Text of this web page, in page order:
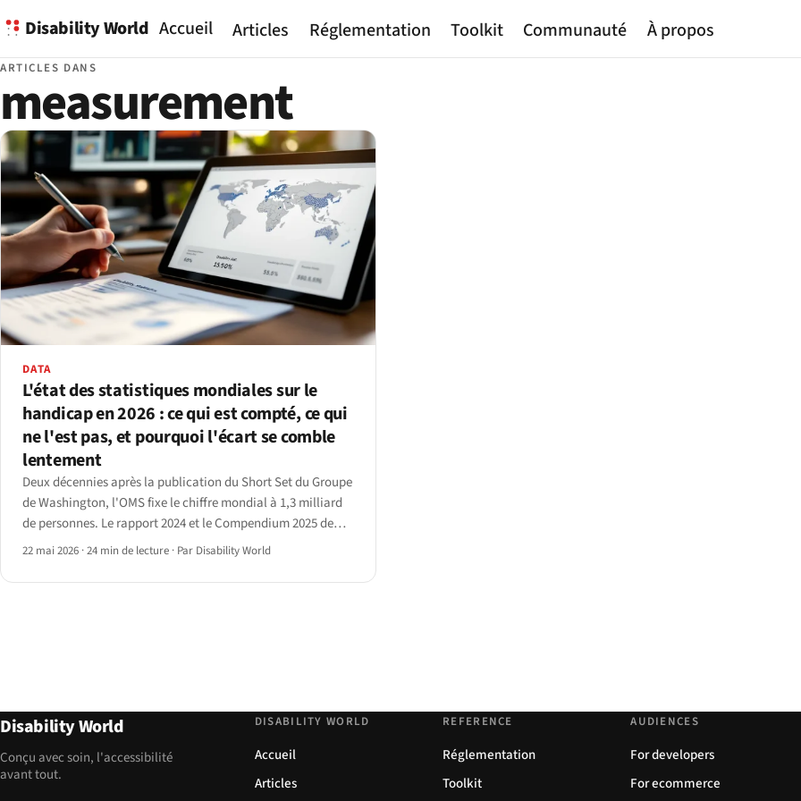
Disability World Accueil Articles Réglementation Toolkit Communauté À propos
ARTICLES DANS
measurement
DATA
L'état des statistiques mondiales sur le
handicap en 2026 : ce qui est compté, ce qui
ne l'est pas, et pourquoi l'écart se comble
lentement
Deux décennies après la publication du Short Set du Groupe
de Washington, l'OMS fixe le chiffre mondial à 1,3 milliard
de personnes. Le rapport 2024 et le Compendium 2025 de
l'ONU DESA révèlent les données et les lacunes persistantes.
22 mai 2026 ·24 min de lecture · Par Disability World
Disability World
Conçu avec soin, l'accessibilité
avant tout.
DISABILITY WORLD
Accueil
Articles
REFERENCE
Réglementation
Toolkit
AUDIENCES
For developers
For ecommerce